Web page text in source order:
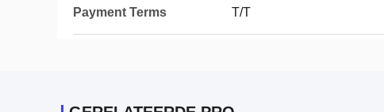
Payment Terms T/T